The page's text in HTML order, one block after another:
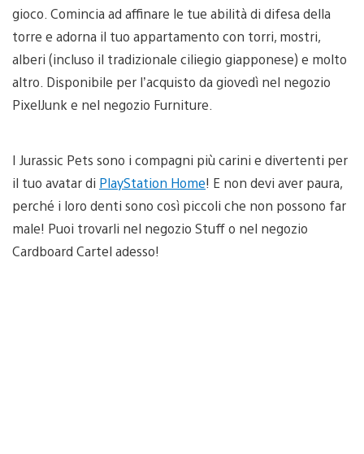
gioco. Comincia ad affinare le tue abilità di difesa della
torre e adorna il tuo appartamento con torri, mostri,
alberi (incluso il tradizionale ciliegio giapponese) e molto
altro. Disponibile per l’acquisto da giovedì nel negozio
PixelJunk e nel negozio Furniture.
I Jurassic Pets sono i compagni più carini e divertenti per
il tuo avatar di PlayStation Home! E non devi aver paura,
perché i loro denti sono così piccoli che non possono far
male! Puoi trovarli nel negozio Stuff o nel negozio
Cardboard Cartel adesso!